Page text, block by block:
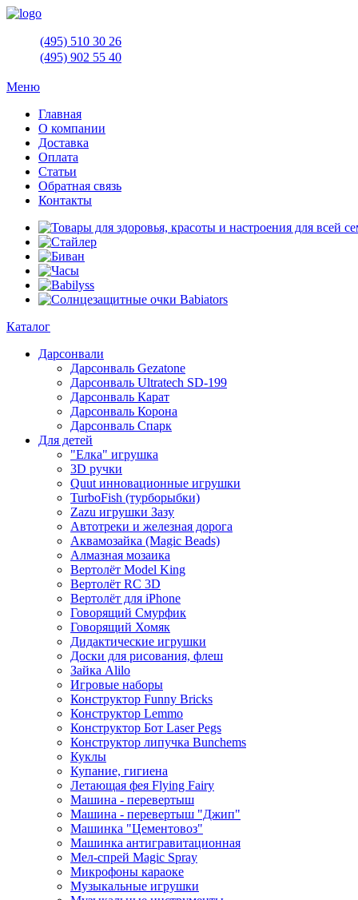
(495) 510 30 26
(495) 902 55 40
Меню
Главная
О компании
Доставка
Оплата
Статьи
Обратная связь
Контакты
Каталог
Дарсонвали
Дарсонваль Gezatone
Дарсонваль Ultratech SD-199
Дарсонваль Карат
Дарсонваль Корона
Дарсонваль Спарк
Для детей
"Елка" игрушка
3D ручки
Quut инновационные игрушки
TurboFish (турборыбки)
Zazu игрушки Зазу
Автотреки и железная дорога
Аквамозайка (Magic Beads)
Алмазная мозаика
Вертолёт Model King
Вертолёт RC 3D
Вертолёт для iPhone
Говорящий Смурфик
Говорящий Хомяк
Дидактические игрушки
Доски для рисования, флеш
Зайка Alilo
Игровые наборы
Конструктор Funny Bricks
Конструктор Lemmo
Конструктор Бот Laser Pegs
Конструктор липучка Bunchems
Куклы
Купание, гигиена
Летающая фея Flying Fairy
Машина - перевертыш
Машина - перевертыш "Джип"
Машинка "Цементовоз"
Машинка антигравитационная
Мел-спрей Magic Spray
Микрофоны караоке
Музыкальные игрушки